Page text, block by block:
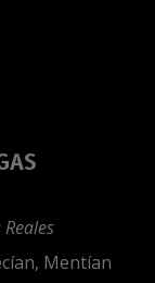
Mentían